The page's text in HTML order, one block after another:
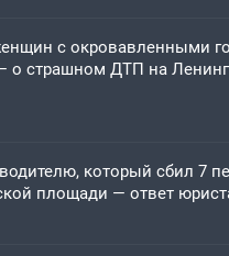
с окровавленными
о страшном ДТП на
который сбил 7
площади — ответ